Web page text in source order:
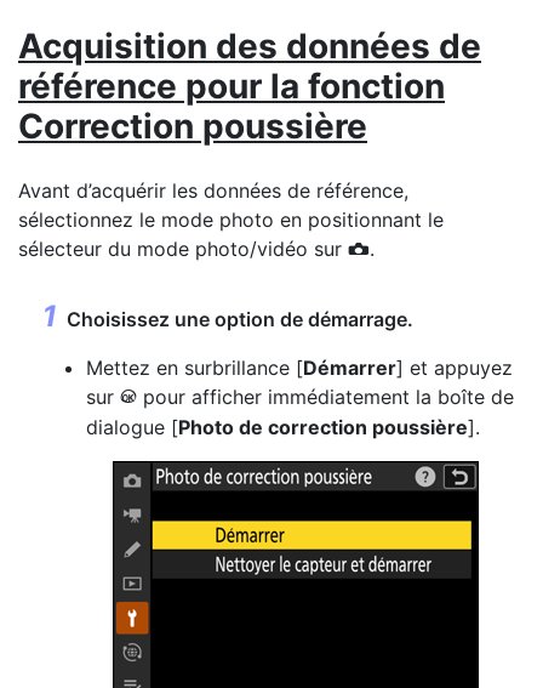
Acquisition des données de
référence pour la fonction
Correction poussière
Avant d’acquérir les données de référence,
sélectionnez le mode photo en positionnant le
sélecteur du mode photo/vidéo sur C.
Choisissez une option de démarrage.
Mettez en surbrillance [Démarrer] et appuyez
sur J pour afficher immédiatement la boîte de
dialogue [Photo de correction poussière].